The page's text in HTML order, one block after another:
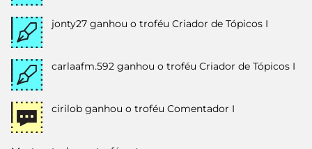
jonty27 ganhou o troféu Criador de Tópicos I
carlaafm.592 ganhou o troféu Criador de Tópicos I
cirilob ganhou o troféu Comentador I